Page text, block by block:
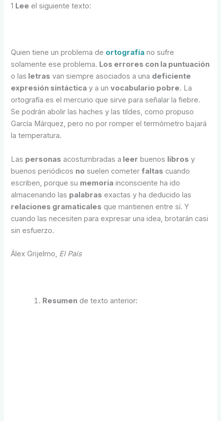
1 Lee el siguiente texto:
Quien tiene un problema de ortografía no sufre
solamente ese problema. Los errores con la puntuación
o las letras van siempre asociados a una deficiente
expresión sintáctica y a unvocabulario pobre. La
ortografía es el mercurio que sirve para señalar la fiebre.
Se podrán abolir las haches y las tildes, como propuso
García Márquez, pero no por romper el termómetro bajará
la temperatura.
Las personas acostumbradas a leer buenos libros y
buenos periódicos no suelen cometerfaltas cuando
escriben, porque su memoria inconsciente ha ido
almacenando las palabras exactas y ha deducido las
relaciones gramaticales que mantienen entre sí. Y
cuando las necesiten para expresar una idea, brotarán casi
sin esfuerzo.
Álex Grijelmo, El País
Resumen de texto anterior: